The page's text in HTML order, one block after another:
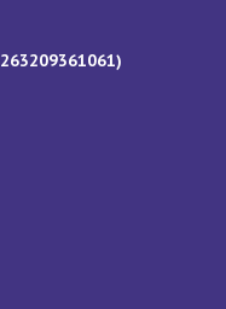
263209361061)